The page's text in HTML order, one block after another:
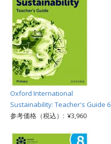
Oxford International
Sustainability: Teacher's Guide 6
参考価格（税込）: ¥3,960